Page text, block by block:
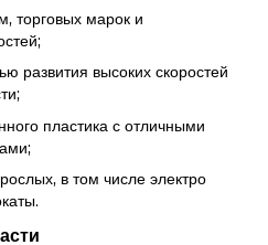
торговых марок и
развития высоких скоростей
пластика с отличными
в том числе электро